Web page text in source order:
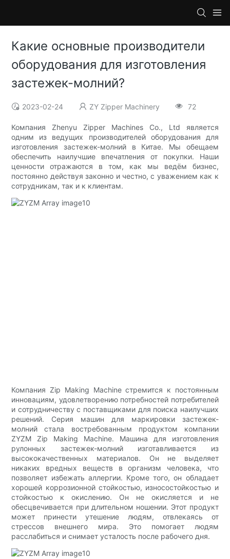
Какие основные производители
оборудования для изготовления
застежек-молний?
2023-02-24 ZY Zipper Machinery 72
Компания Zhenyu Zipper Machines Co., Ltd является
одним из ведущих производителей оборудования для
изготовления застежек-молний в Китае. Мы обещаем
обеспечить наилучшие впечатления от покупки. Наши
ценности отражаются в том, как мы ведём бизнес,
постоянно действуя законно и честно, с уважением как к
сотрудникам, так и к клиентам.
Компания Zip Making Machine стремится к постоянным
инновациям, удовлетворению потребностей потребителей
и сотрудничеству с поставщиками для поиска наилучших
решений. Серия машин для маркировки застежек-
молний стала востребованным продуктом компании
ZYZM Zip Making Machine. Машина для изготовления
рулонных застежек-молний изготавливается из
высококачественных материалов. Он не выделяет
никаких вредных веществ в организм человека, что
позволяет избежать аллергии. Кроме того, он обладает
хорошей коррозионной стойкостью, износостойкостью и
стойкостью к окислению. Он не окисляется и не
обесцвечивается при длительном ношении. Этот продукт
может принести утешение людям, отвлекаясь от
стрессов внешнего мира. Это помогает людям
расслабиться и снимает усталость после рабочего дня.